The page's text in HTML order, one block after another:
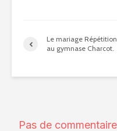
Le mariage Répétition
au gymnase Charcot.